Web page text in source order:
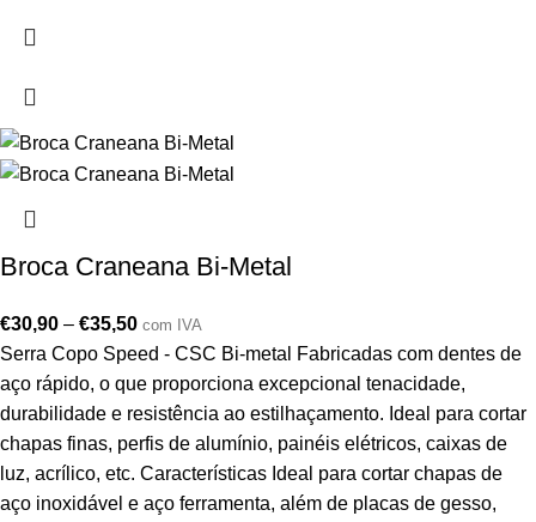
Broca Craneana Bi-Metal
€30,90 – €35,50 com IVA
Serra Copo Speed - CSC Bi-metal Fabricadas com dentes de
aço rápido, o que proporciona excepcional tenacidade,
durabilidade e resistência ao estilhaçamento. Ideal para cortar
chapas finas, perfis de alumínio, painéis elétricos, caixas de
luz, acrílico, etc. Características Ideal para cortar chapas de
aço inoxidável e aço ferramenta, além de placas de gesso,